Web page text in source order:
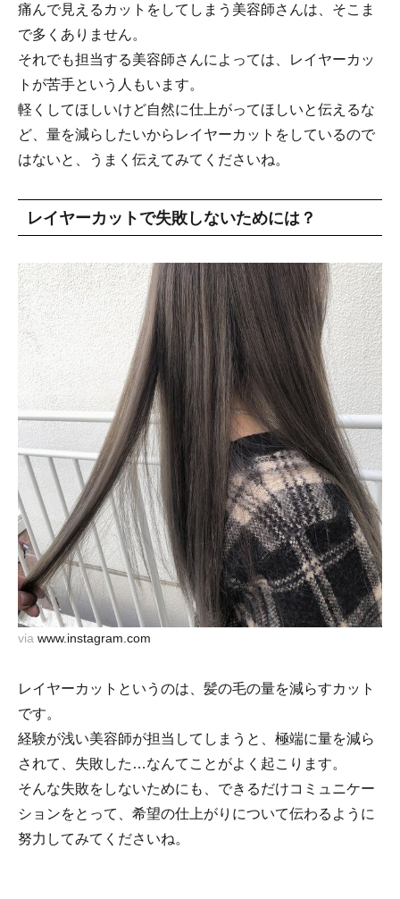
痛んで見えるカットをしてしまう美容師さんは、そこま
で多くありません。
それでも担当する美容師さんによっては、レイヤーカッ
トが苦手という人もいます。
軽くしてほしいけど自然に仕上がってほしいと伝えるな
ど、量を減らしたいからレイヤーカットをしているので
はないと、うまく伝えてみてくださいね。
レイヤーカットで失敗しないためには？
via www.instagram.com
レイヤーカットというのは、髪の毛の量を減らすカット
です。
経験が浅い美容師が担当してしまうと、極端に量を減ら
されて、失敗した…なんてことがよく起こります。
そんな失敗をしないためにも、できるだけコミュニケー
ションをとって、希望の仕上がりについて伝わるように
努力してみてくださいね。